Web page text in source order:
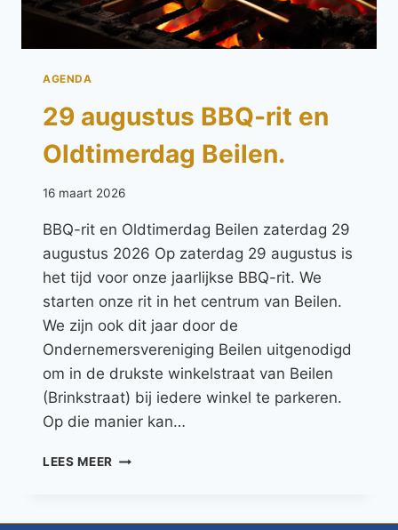
AGENDA
29 augustus BBQ-rit en
Oldtimerdag Beilen.
16 maart 2026
BBQ-rit en Oldtimerdag Beilen zaterdag 29
augustus 2026 Op zaterdag 29 augustus is
het tijd voor onze jaarlijkse BBQ-rit. We
starten onze rit in het centrum van Beilen.
We zijn ook dit jaar door de
Ondernemersvereniging Beilen uitgenodigd
om in de drukste winkelstraat van Beilen
(Brinkstraat) bij iedere winkel te parkeren.
Op die manier kan…
LEES MEER